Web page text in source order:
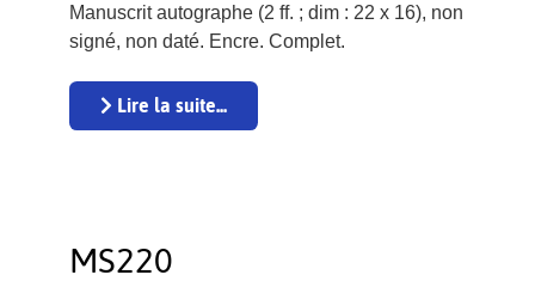
Manuscrit autographe (2 ff. ; dim : 22 x 16), non
signé, non daté. Encre. Complet.
Lire la suite...
MS220